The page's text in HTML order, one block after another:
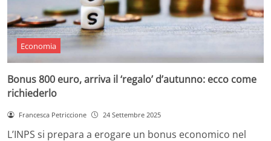
Economia
Bonus 800 euro, arriva il ‘regalo’ d’autunno: ecco come
richiederlo
Francesca Petriccione 24 Settembre 2025
L’INPS si prepara a erogare un bonus economico nel